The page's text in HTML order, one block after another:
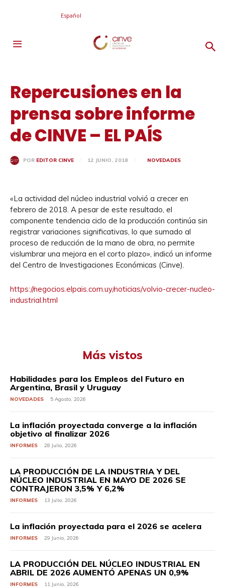
Español
Repercusiones en la
prensa sobre informe
de CINVE – EL PAÍS
POR EDITOR CINVE 12 JUNIO, 2018 NOVEDADES
«La actividad del núcleo industrial volvió a crecer en
febrero de 2018. A pesar de este resultado, el
componente tendencia ciclo de la producción continúa sin
registrar variaciones significativas, lo que sumado al
proceso de reducción de la mano de obra, no permite
vislumbrar una mejora en el corto plazo», indicó un informe
del Centro de Investigaciones Económicas (Cinve).
https://negocios.elpais.com.uy/noticias/volvio-crecer-nucleo-
industrial.html
Más vistos
Habilidades para los Empleos del Futuro en
Argentina, Brasil y Uruguay
NOVEDADES 5 Agosto, 2026
La inflación proyectada converge a la inflación
objetivo al finalizar 2026
INFORMES 28 Julio, 2026
LA PRODUCCIÓN DE LA INDUSTRIA Y DEL
NÚCLEO INDUSTRIAL EN MAYO DE 2026 SE
CONTRAJERON 3,5% Y 6,2%
INFORMES 13 Julio, 2026
La inflación proyectada para el 2026 se acelera
INFORMES 29 Junio, 2026
LA PRODUCCIÓN DEL NÚCLEO INDUSTRIAL EN
ABRIL DE 2026 AUMENTÓ APENAS UN 0,9%
INFORMES 11 Junio, 2026